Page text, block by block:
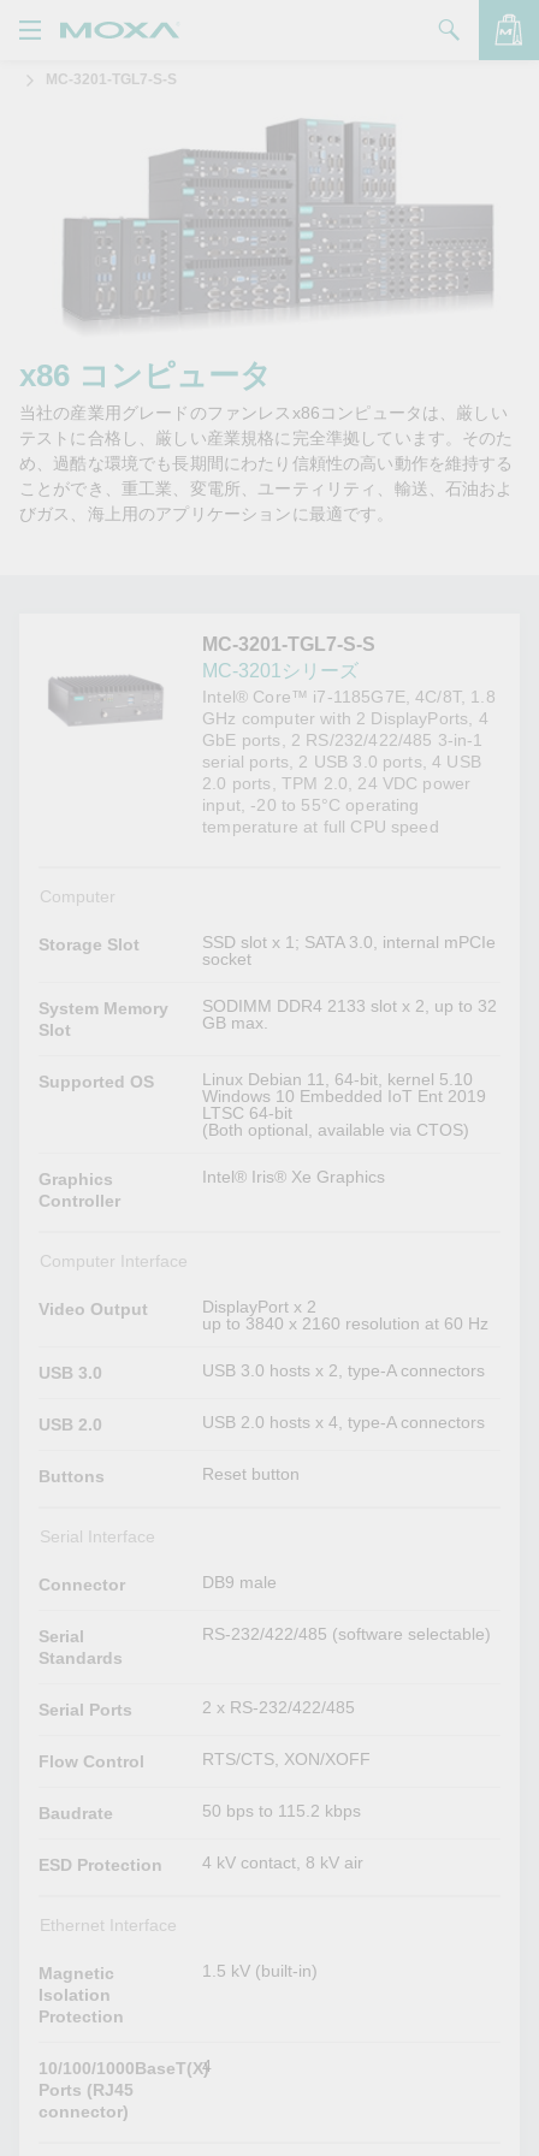
品
について
問い合わせ
ートナー・ゾーン
Moxa
MC-3201-TGL7-S-S
x86 コンピュータ
当社の産業用グレードのファンレスx86コンピュータは、厳しい
テストに合格し、厳しい産業規格に完全準拠しています。そのた
め、過酷な環境でも長期間にわたり信頼性の高い動作を維持する
ことができ、重工業、変電所、ユーティリティ、輸送、石油およ
びガス、海上用のアプリケーションに最適です。
MC-3201-TGL7-S-S
MC-3201シリーズ
Intel® Core™ i7-1185G7E, 4C/8T, 1.8
GHz computer with 2 DisplayPorts, 4
GbE ports, 2 RS/232/422/485 3-in-1
serial ports, 2 USB 3.0 ports, 4 USB
2.0 ports, TPM 2.0, 24 VDC power
input, -20 to 55°C operating
temperature at full CPU speed
Computer
Storage Slot
SSD slot x 1; SATA 3.0, internal mPCIe
socket
System Memory
Slot
SODIMM DDR4 2133 slot x 2, up to 32
GB max.
Supported OS
Linux Debian 11, 64-bit, kernel 5.10
Windows 10 Embedded IoT Ent 2019
LTSC 64-bit
(Both optional, available via CTOS)
Graphics
Controller
Intel® Iris® Xe Graphics
Computer Interface
Video Output
DisplayPort x 2
up to 3840 x 2160 resolution at 60 Hz
USB 3.0 USB 3.0 hosts x 2, type-A connectors
USB 2.0 USB 2.0 hosts x 4, type-A connectors
Buttons Reset button
Serial Interface
Connector DB9 male
Serial
Standards
RS-232/422/485 (software selectable)
Serial Ports 2 x RS-232/422/485
Flow Control RTS/CTS, XON/XOFF
Baudrate 50 bps to 115.2 kbps
ESD Protection 4 kV contact, 8 kV air
Ethernet Interface
Magnetic
Isolation
Protection
1.5 kV (built-in)
10/100/1000BaseT(X)
Ports (RJ45
connector)
4